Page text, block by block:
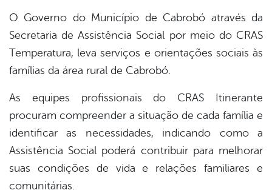
O Governo do Município de Cabrobó através da
Secretaria de Assistência Social por meio do CRAS
Temperatura, leva serviços e orientações sociais às
famílias da área rural de Cabrobó.
As equipes profissionais do CRAS Itinerante
procuram compreender a situação de cada família e
identificar as necessidades, indicando como a
Assistência Social poderá contribuir para melhorar
suas condições de vida e relações familiares e
comunitárias.